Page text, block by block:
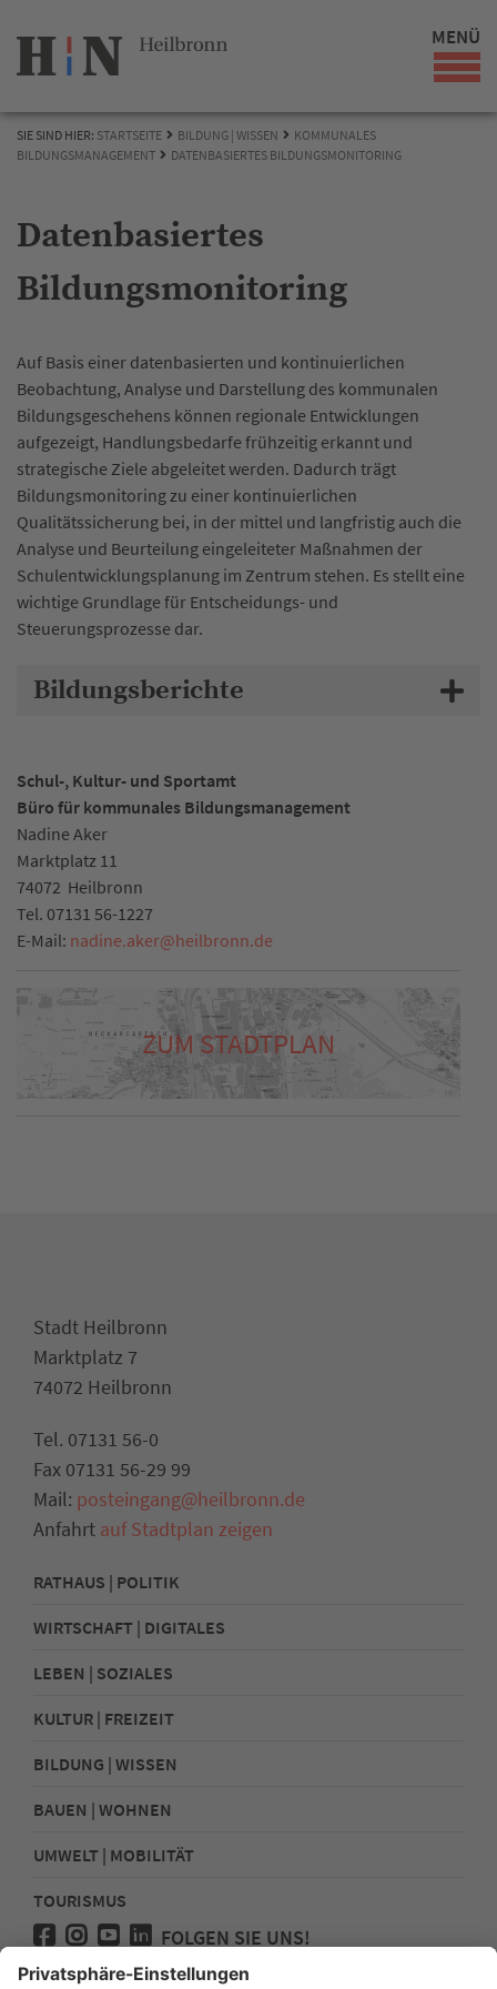
MENÜ
SIE SIND HIER: STARTSEITE BILDUNG | WISSEN
KOMMUNALES
BILDUNGSMANAGEMENT
DATENBASIERTES BILDUNGSMONITORING
Datenbasiertes
Bildungsmonitoring
Auf Basis einer datenbasierten und kontinuierlichen
Beobachtung, Analyse und Darstellung des kommunalen
Bildungsgeschehens können regionale Entwicklungen
aufgezeigt, Handlungsbedarfe frühzeitig erkannt und
strategische Ziele abgeleitet werden. Dadurch trägt
Bildungsmonitoring zu einer kontinuierlichen
Qualitätssicherung bei, in der mittel und langfristig auch die
Analyse und Beurteilung eingeleiteter Maßnahmen der
Schulentwicklungsplanung im Zentrum stehen. Es stellt eine
wichtige Grundlage für Entscheidungs- und
Steuerungsprozesse dar.
Bildungsberichte
Schul-, Kultur- und Sportamt
Büro für kommunales Bildungsmanagement
Nadine Aker
Marktplatz 11
74072 Heilbronn
Tel. 07131 56-1227
E-Mail: nadine.aker@heilbronn.de
ZUM STADTPLAN
Stadt Heilbronn
Marktplatz 7
74072 Heilbronn
Tel. 07131 56-0
Fax 07131 56-29 99
Mail: posteingang@heilbronn.de
Anfahrt auf Stadtplan zeigen
RATHAUS | POLITIK
WIRTSCHAFT | DIGITALES
LEBEN | SOZIALES
KULTUR | FREIZEIT
BILDUNG | WISSEN
BAUEN | WOHNEN
UMWELT | MOBILITÄT
TOURISMUS
FOLGEN SIE UNS!